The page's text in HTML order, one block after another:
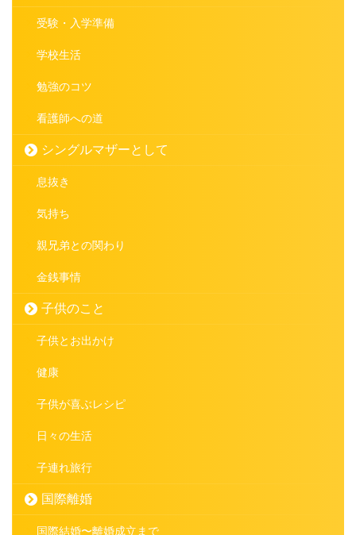
受験・入学準備
学校生活
勉強のコツ
看護師への道
シングルマザーとして
息抜き
気持ち
親兄弟との関わり
金銭事情
子供のこと
子供とお出かけ
健康
子供が喜ぶレシピ
日々の生活
子連れ旅行
国際離婚
国際結婚〜離婚成立まで